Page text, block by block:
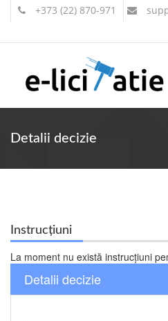
+373 (22) 870-971
Detalii decizie
Instrucțiuni
La moment nu există instrucțiuni
Detalii decizie